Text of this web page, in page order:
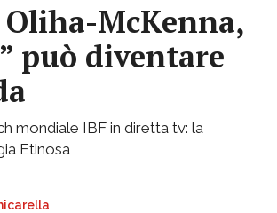
Oliha-McKenna,
può diventare
mondiale IBF in diretta tv: la
Etinosa